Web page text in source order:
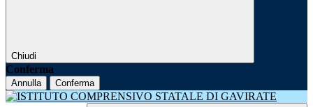
Chiudi
Conferma
Annulla Conferma